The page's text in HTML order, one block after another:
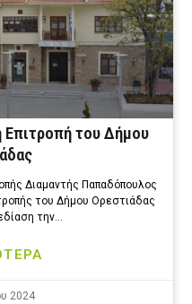
Επιτροπή του Δήμου
Διαμαντής Παπαδόπουλος
του Δήμου Ορεστιάδας
την…
2024